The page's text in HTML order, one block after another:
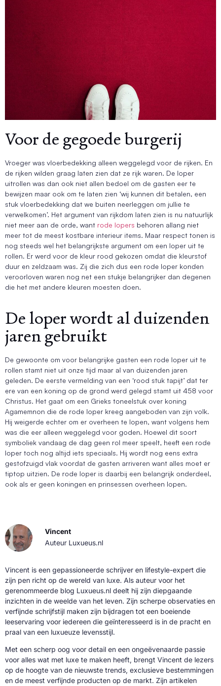
Voor de gegoede burgerij
Vroeger was vloerbedekking alleen weggelegd voor de rijken. En
de rijken wilden graag laten zien dat ze rijk waren. De loper
uitrollen was dan ook niet allen bedoel om de gasten eer te
bewijzen maar ook om te laten zien ‘wij kunnen dit betalen, een
stuk vloerbedekking dat we buiten neerleggen om jullie te
verwelkomen’. Het argument van rijkdom laten zien is nu natuurlijk
niet meer aan de orde, want rode lopers behoren allang niet
meer tot de meest kostbare interieur items. Maar respect tonen is
nog steeds wel het belangrijkste argument om een loper uit te
rollen. Er werd voor de kleur rood gekozen omdat die kleurstof
duur en zeldzaam was. Zij die zich dus een rode loper konden
veroorloven waren nog net een stukje belangrijker dan degenen
die het met andere kleuren moesten doen.
De loper wordt al duizenden
jaren gebruikt
De gewoonte om voor belangrijke gasten een rode loper uit te
rollen stamt niet uit onze tijd maar al van duizenden jaren
geleden. De eerste vermelding van een ‘rood stuk tapijt’ dat ter
ere van een koning op de grond werd gelegd stamt uit 458 voor
Christus. Het gaat om een Grieks toneelstuk over koning
Agamemnon die de rode loper kreeg aangeboden van zijn volk.
Hij weigerde echter om er overheen te lopen, want volgens hem
was die eer alleen weggelegd voor goden. Hoewel dit soort
symboliek vandaag de dag geen rol meer speelt, heeft een rode
loper toch nog altijd iets speciaals. Hij wordt nog eens extra
gestofzuigd vlak voordat de gasten arriveren want alles moet er
tiptop uitzien. De rode loper is daarbij een belangrijk onderdeel,
ook als er geen koningen en prinsessen overheen lopen.
Vincent
Auteur Luxueus.nl
Vincent is een gepassioneerde schrijver en lifestyle-expert die
zijn pen richt op de wereld van luxe. Als auteur voor het
gerenommeerde blog Luxueus.nl deelt hij zijn diepgaande
inzichten in de weelde van het leven. Zijn scherpe observaties en
verfijnde schrijfstijl maken zijn bijdragen tot een boeiende
leeservaring voor iedereen die geïnteresseerd is in de pracht en
praal van een luxueuze levensstijl.
Met een scherp oog voor detail en een ongeëvenaarde passie
voor alles wat met luxe te maken heeft, brengt Vincent de lezers
op de hoogte van de nieuwste trends, exclusieve bestemmingen
en de meest verfijnde producten op de markt. Zijn artikelen